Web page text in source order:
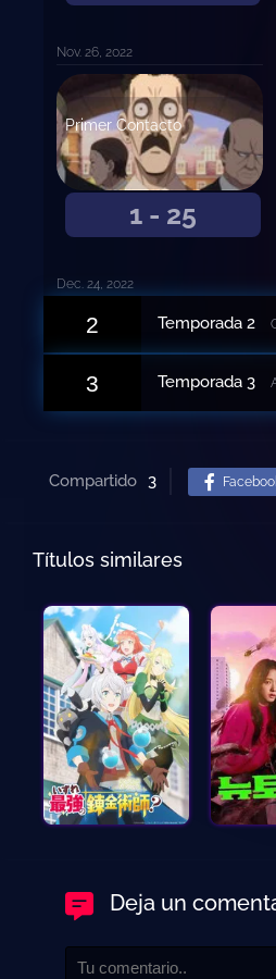
Nov. 26, 2022
1 - 25
Primer Contacto
Dec. 24, 2022
2 Temporada 2
3 Temporada 3
Compartido 3
Títulos similares
Deja un